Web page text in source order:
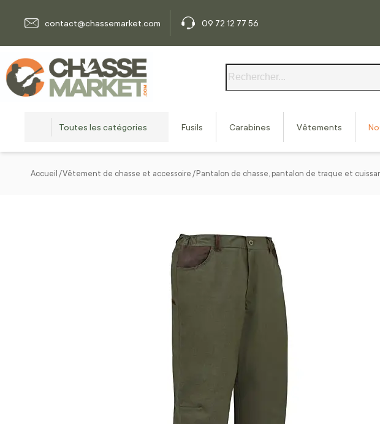
contact@chassemarket.com
09 72 12 77 56
Toutes les catégories Fusils Carabines Vêtements
Accueil Vêtement de chasse et accessoire Pantalon de chasse, pantalon de traque et